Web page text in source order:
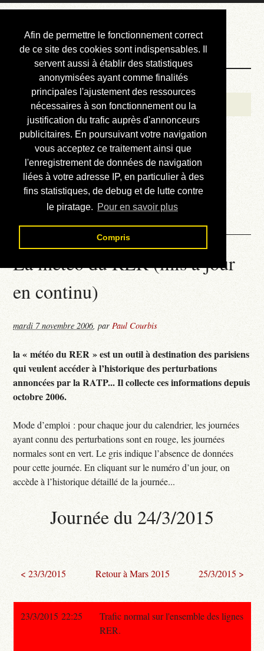
Afin de permettre le fonctionnement correct
de ce site des cookies sont indispensables. Il
servent aussi à établir des statistiques
anonymisées ayant comme finalités
principales l'ajustement des ressources
nécessaires à son fonctionnement ou la
justification du trafic auprès d'annonceurs
publicitaires. En poursuivant votre navigation
vous acceptez ce traitement ainsi que
l'enregistrement de données de navigation
liées à votre adresse IP, en particulier à des
fins statistiques, de debug et de lutte contre
le piratage. Pour en savoir plus
Compris
Courbis, « LE »
Blog Officiel
Bienvenue
Réalisations
Divers (et d’été)
Annonces
Liens externes
Téléchargement
Contact
La météo du RER (mis à jour
en continu)
mardi 7 novembre 2006,parPaul Courbis
la « météo du RER » est un outil à destination des parisiens
qui veulent accéder à l’historique des perturbations
annoncées par la RATP... Il collecte ces informations depuis
octobre 2006.
Mode d’emploi : pour chaque jour du calendrier, les journées
ayant connu des perturbations sont en rouge, les journées
normales sont en vert. Le gris indique l’absence de données
pour cette journée. En cliquant sur le numéro d’un jour, on
accède à l’historique détaillé de la journée...
Journée du 24/3/2015
< 23/3/2015 Retour à Mars 2015 25/3/2015 >
23/3/2015 22:25
Trafic normal sur l'ensemble des lignes
RER.